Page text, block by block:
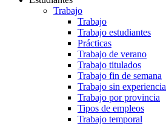
Trabajo
Trabajo
Trabajo estudiantes
Prácticas
Trabajo de verano
Trabajo titulados
Trabajo fin de semana
Trabajo sin experiencia
Trabajo por provincia
Tipos de empleos
Trabajo temporal